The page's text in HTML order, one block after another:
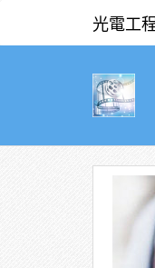
光電工